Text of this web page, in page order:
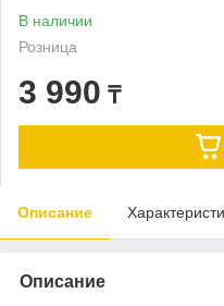
В наличии
Розница
3 990 ₸
Описание
Описание